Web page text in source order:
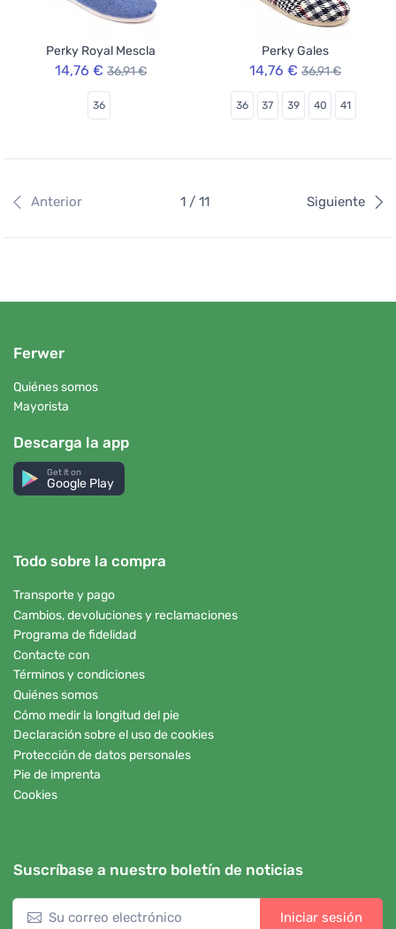
Perky Royal Mescla
14,76 € 36,91 €
36
Perky Gales
14,76 € 36,91 €
36 37 39 40 41
Anterior 1 / 11 Siguiente
Ferwer
Quiénes somos
Mayorista
Descarga la app
Get it on
Google Play
Todo sobre la compra
Transporte y pago
Cambios, devoluciones y reclamaciones
Programa de fidelidad
Contacte con
Términos y condiciones
Quiénes somos
Cómo medir la longitud del pie
Declaración sobre el uso de cookies
Protección de datos personales
Pie de imprenta
Cookies
Suscríbase a nuestro boletín de noticias
Iniciar sesión